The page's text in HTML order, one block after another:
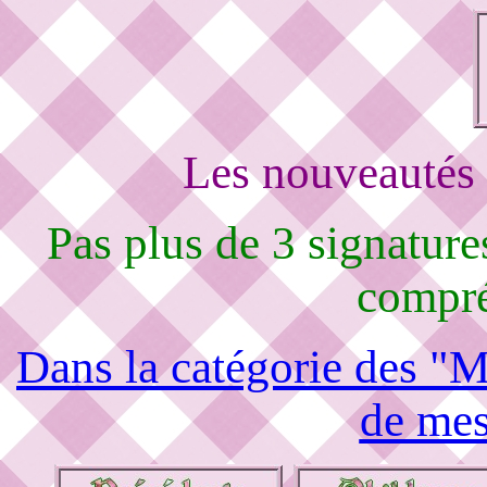
Les
Pas plus de 3
Dans la catégorie des
de